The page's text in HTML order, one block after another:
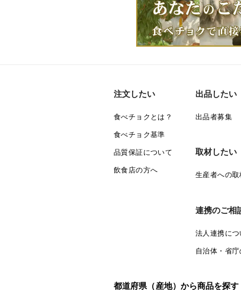
注文したい
食べチョクとは？
食べチョク基準
品質保証について
飲食店の方へ
出品したい
出品者募集
取材したい
生産者への
連携のご相
法人連携につ
自治体・省
都道府県（産地）から商品を探す